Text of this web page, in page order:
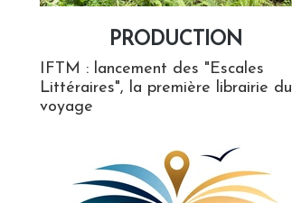
PRODUCTION
IFTM : lancement des "Escales
Littéraires", la première librairie du
voyage